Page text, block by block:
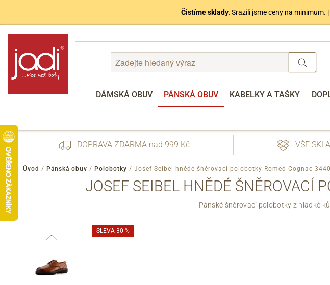
Čistíme sklady. Srazili jsme ceny na minimum. |
DÁMSKÁ OBUV PÁNSKÁ OBUV KABELKY A TAŠKY
Zapomenuté heslo
DOPRAVA ZDARMA nad 999 Kč VŠE
Úvod / Pánská obuv / Polobotky / Josef Seibel hnědé šněrovací polobotky Romed Cognac
JOSEF SEIBEL HNĚDÉ ŠNĚROVACÍ
Pánské šněrovací polobotky z hladké
SLEVA 30 %